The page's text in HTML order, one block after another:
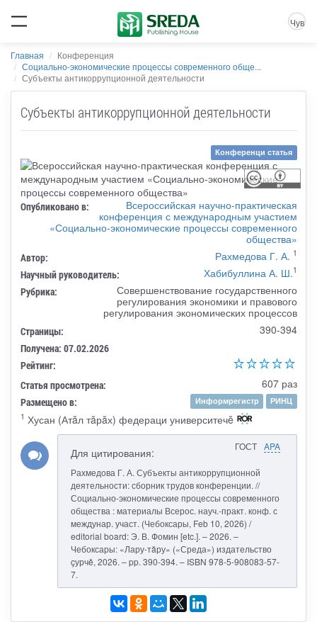
Чув
Главная
Конференция
Социально-экономические процессы современного обще...
Субъекты антикоррупционной деятельности
Субъекты антикоррупционной деятельности
Конференци статья
Опубликовано в:
Всероссийская научно-практическая
конференция с международным участием
«Социально-экономические процессы современного
общества»
Автор: Рахмедова Г. А. 1
Научный руководитель: Хабибуллина А. Ш.1
Рубрика:
Совершенствование государственного
регулирования экономики и правового
регулирования экономических процессов
Страницы: 390-394
Получена: 07.02.2026
Рейтинг:
Статья просмотрена:
607 раз
Размещено в: Информрегистр
РИНЦ
1 Хусан (Атăл тăрăх) федераци университечĕ
ГОСТ APA
Для цитирования:
Рахмедова Г. А. Субъекты антикоррупционной
деятельности: сборник трудов конференции. //
Социально-экономические процессы современного
общества : материалы Всерос. науч.-практ. конф. с
междунар. участ. (Чебоксары, Feb 10, 2026) /
editorial board: Э. В. Фомин [etc.]. – 2026. –
Чебоксары: «Лару-тăру» («Среда») издательство
çурчě, 2026. – pp. 390-394. – ISBN 978-5-908083-57-
7.